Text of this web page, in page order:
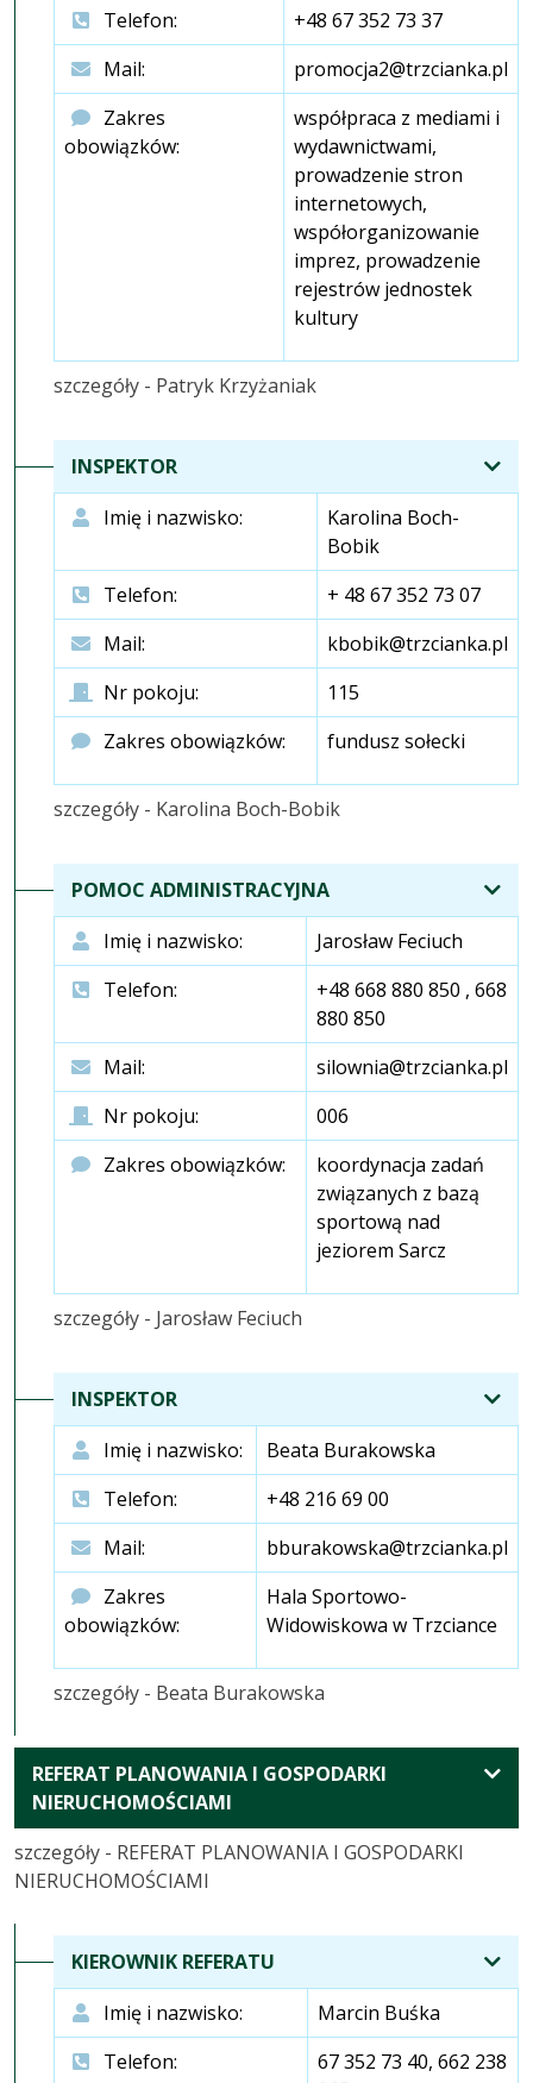
szczegóły - Patryk Krzyżaniak
Telefon:
+48 67 352 73 37
Mail:
promocja2@trzcianka.pl
Zakres
obowiązków:
współpraca z mediami i
wydawnictwami,
prowadzenie stron
internetowych,
współorganizowanie
imprez, prowadzenie
rejestrów jednostek
kultury
INSPEKTOR
szczegóły - Karolina Boch-Bobik
Imię i nazwisko:
Karolina Boch-
Bobik
Telefon:
+ 48 67 352 73 07
Mail:
kbobik@trzcianka.pl
Nr pokoju:
115
Zakres obowiązków:
fundusz sołecki
POMOC ADMINISTRACYJNA
szczegóły - Jarosław Feciuch
Imię i nazwisko:
Jarosław Feciuch
Telefon:
+48 668 880 850 , 668
880 850
Mail:
silownia@trzcianka.pl
Nr pokoju:
006
Zakres obowiązków:
koordynacja zadań
związanych z bazą
sportową nad
jeziorem Sarcz
INSPEKTOR
szczegóły - Beata Burakowska
Imię i nazwisko:
Beata Burakowska
Telefon:
+48 216 69 00
Mail:
bburakowska@trzcianka.pl
Zakres
obowiązków:
Hala Sportowo-
Widowiskowa w Trzciance
REFERAT PLANOWANIA I GOSPODARKI
NIERUCHOMOŚCIAMI
KOMÓRKI
szczegóły - REFERAT PLANOWANIA I GOSPODARKI
NIERUCHOMOŚCIAMI
KIEROWNIK REFERATU
Imię i nazwisko:
Marcin Buśka
Telefon:
67 352 73 40, 662 238